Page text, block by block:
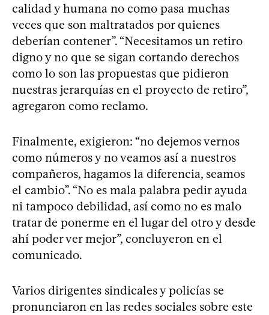
calidad y humana no como pasa muchas
veces que son maltratados por quienes
deberían contener”. “Necesitamos un retiro
digno y no que se sigan cortando derechos
como lo son las propuestas que pidieron
nuestras jerarquías en el proyecto de retiro”,
agregaron como reclamo.
Finalmente, exigieron: “no dejemos vernos
como números y no veamos así a nuestros
compañeros, hagamos la diferencia, seamos
el cambio”. “No es mala palabra pedir ayuda
ni tampoco debilidad, así como no es malo
tratar de ponerme en el lugar del otro y desde
ahí poder ver mejor”, concluyeron en el
comunicado.
Varios dirigentes sindicales y policías se
pronunciaron en las redes sociales sobre este